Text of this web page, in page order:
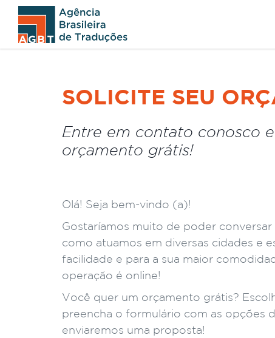
SOLICITE SEU
Entre em contato conosco
orçamento grátis!
Olá! Seja bem-vindo (a)!
Gostaríamos muito de poder
como atuamos em diversas cidades e
facilidade e para a sua maior
operação é online!
Você quer um orçamento grátis?
preencha o formulário com as opções
enviaremos uma proposta!